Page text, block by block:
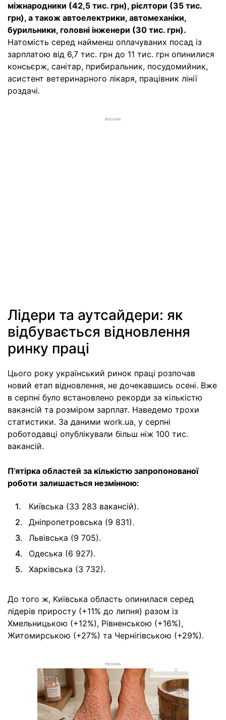
міжнародники (42,5 тис. грн), рієлтори (35 тис.
грн), а також автоелектрики, автомеханіки,
бурильники, головні інженери (30 тис. грн).
Натомість серед найменш оплачуваних посад із
зарплатою від 6,7 тис. грн до 11 тис. грн опинилися
консьєрж, санітар, прибиральник, посудомийник,
асистент ветеринарного лікаря, працівник лінії
роздачі.
РЕКЛАМА
Лідери та аутсайдери: як
відбувається відновлення
ринку праці
Цього року український ринок праці розпочав
новий етап відновлення, не дочекавшись осені. Вже
в серпні було встановлено рекорди за кількістю
вакансій та розміром зарплат. Наведемо трохи
статистики. За даними work.ua, у серпні
роботодавці опублікували більш ніж 100 тис.
вакансій.
П’ятірка областей за кількістю запропонованої
роботи залишається незмінною:
Київська (33 283 вакансій).
Дніпропетровська (9 831).
Львівська (9 705).
Одеська (6 927).
Харківська (3 732).
До того ж, Київська область опинилася серед
лідерів приросту (+11% до липня) разом із
Хмельницькою (+12%), Рівненською (+16%),
Житомирською (+27%) та Чернігівською (+29%).
РЕКЛАМА